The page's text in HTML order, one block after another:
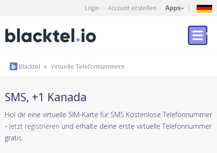
Login Account erstellen Apps
Blacktel » Virtuelle Telefonnummern
SMS, +1 Kanada
Hol dir eine virtuelle SIM-Karte für SMS Kostenlose Telefonnummer
- Jetzt registrieren und erhalte deine erste virtuelle Telefonnummer
gratis.